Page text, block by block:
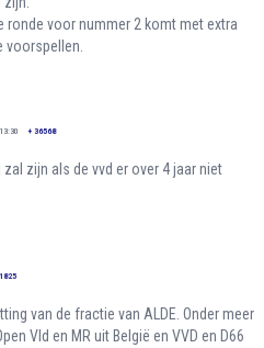
ronde voor nummer 2 komt met extra
voorspellen.
+ 36568
zal zijn als de vvd er over 4 jaar niet
van de fractie van ALDE. Onder meer
Vld en MR uit België en VVD en D66